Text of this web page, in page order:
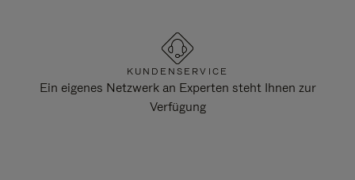
KUNDENSERVICE
Ein eigenes Netzwerk an Experten steht Ihnen zur
Verfügung